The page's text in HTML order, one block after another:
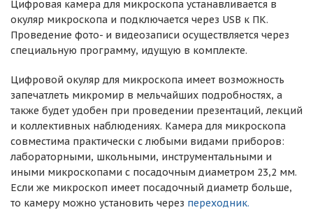
Цифровая камера для микроскопа устанавливается в
окуляр микроскопа и подключается через USB к ПК.
Проведение фото- и видеозаписи осуществляется через
специальную программу, идущую в комплекте.
Цифровой окуляр для микроскопа имеет возможность
запечатлеть микромир в мельчайших подробностях, а
также будет удобен при проведении презентаций, лекций
и коллективных наблюдениях. Камера для микроскопа
совместима практически с любыми видами приборов:
лабораторными, школьными, инструментальными и
иными микроскопами с посадочным диаметром 23,2 мм.
Если же микроскоп имеет посадочный диаметр больше,
то камеру можно установить через переходник.